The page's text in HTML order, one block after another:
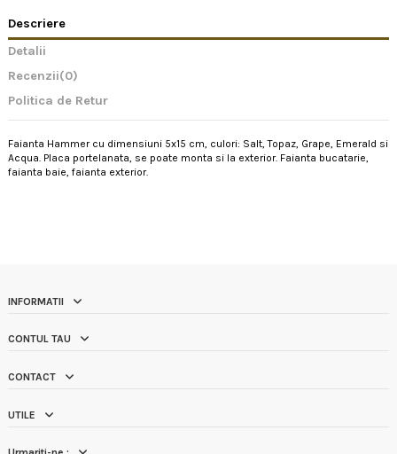
Descriere
Detalii
Recenzii(0)
Politica de Retur
Faianta Hammer cu dimensiuni 5x15 cm, culori: Salt, Topaz, Grape, Emerald si
Acqua. Placa portelanata, se poate monta si la exterior. Faianta bucatarie,
faianta baie, faianta exterior.
INFORMATII
CONTUL TAU
CONTACT
UTILE